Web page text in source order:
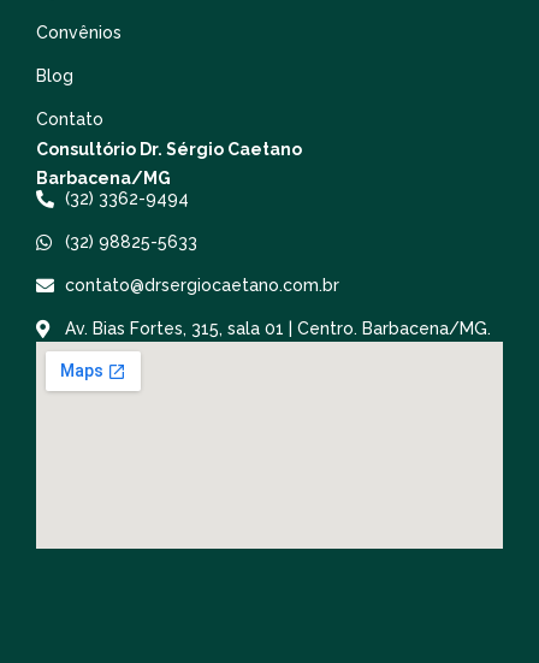
Convênios
Blog
Contato
Consultório Dr. Sérgio Caetano
Barbacena/MG
(32) 3362-9494
(32) 98825-5633
contato@drsergiocaetano.com.br
Av. Bias Fortes, 315, sala 01 | Centro. Barbacena/MG.